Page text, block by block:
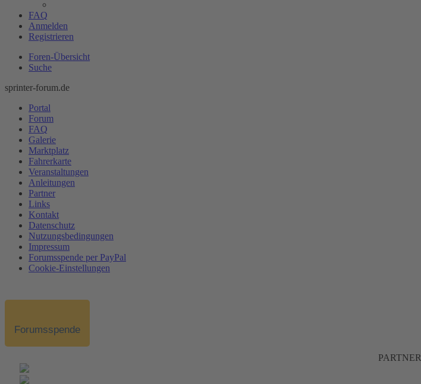
FAQ
Anmelden
Registrieren
Foren-Übersicht
Suche
sprinter-forum.de
Portal
Forum
FAQ
Galerie
Marktplatz
Fahrerkarte
Veranstaltungen
Anleitungen
Partner
Links
Kontakt
Datenschutz
Nutzungsbedingungen
Impressum
Forumsspende per PayPal
Cookie-Einstellungen
Forumsspende
PARTNER